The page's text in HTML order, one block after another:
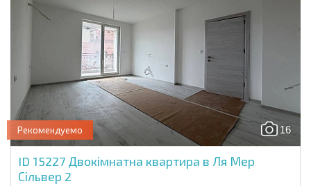
16
Рекомендуемо
ID 15227 Двокімнатна квартира в Ля Мер
Сільвер 2